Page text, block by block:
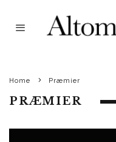
Home Præmier
PRÆMIER